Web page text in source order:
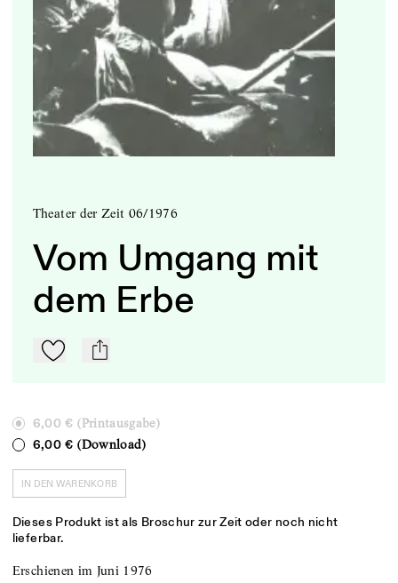
Theater der Zeit 06/1976
Vom Umgang mit
dem Erbe
Zu Mein-TdZ hinzufügen
mail
6,00 €(Printausgabe)
6,00 €(Download)
IN DEN WARENKORB
Dieses Produkt ist als Broschur zur Zeit oder noch nicht
lieferbar.
Erschienen im Juni 1976